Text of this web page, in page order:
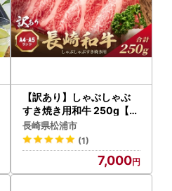
【訳あり】しゃぶしゃぶ
すき焼き用和牛 250g【A
4～A5】肩ﾛｰｽ・ﾊﾞﾗ ﾓﾓ【A
7-071】
長崎県松浦市
(1)
7,000